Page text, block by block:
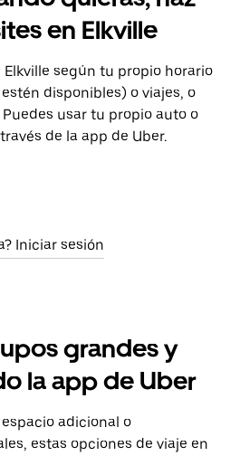
en Elkville
según tu propio horario
disponibles) o viajes, o
usar tu propio auto o
de la app de Uber.
Iniciar sesión
grandes y
la app de Uber
adicional o
estas opciones de viaje en